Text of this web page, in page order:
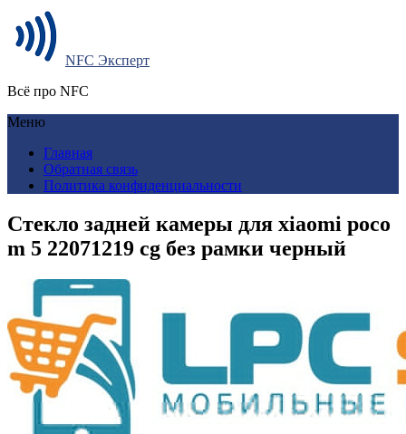
NFC Эксперт
Всё про NFC
Меню
Главная
Обратная связь
Политика конфиденциальности
Стекло задней камеры для xiaomi poco
m 5 22071219 cg без рамки черный